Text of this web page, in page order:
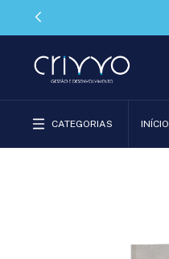
CATEGORIAS INÍCIO